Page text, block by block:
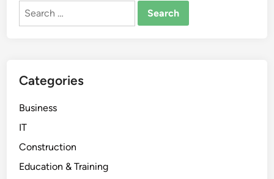
Search
Categories
Business
IT
Construction
Education & Training